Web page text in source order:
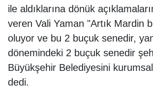
ile aldıklarına dönük
veren Vali Yaman "Artık Mardin
oluyor ve bu 2 buçuk senedir,
dönemindeki 2 buçuk senedir
Büyükşehir Belediyesini
dedi.